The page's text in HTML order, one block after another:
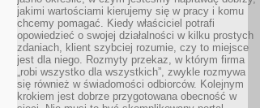
jakimi wartościami kierujemy się w pracy i komu
chcemy pomagać. Kiedy właściciel potrafi
opowiedzieć o swojej działalności w kilku prostych
zdaniach, klient szybciej rozumie, czy to miejsce
jest dla niego. Rozmyty przekaz, w którym firma
„robi wszystko dla wszystkich”, zwykle rozmywa
się również w świadomości odbiorców. Kolejnym
krokiem jest dobrze przygotowana obecność w